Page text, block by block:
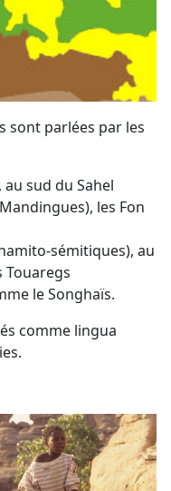
sont parlées par les
, au sud du Sahel
les Fon
sémitiques), au
Touaregs
le Songhaïs.
comme lingua